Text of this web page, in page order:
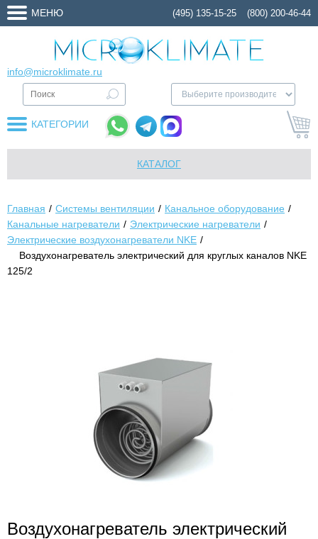
МЕНЮ (495) 135-15-25 (800) 200-46-44
info@microklimate.ru
КАТЕГОРИИ
КАТАЛОГ
Главная Системы вентиляции
Канальное оборудование
Канальные нагреватели
Электрические нагреватели
Электрические воздухонагреватели NKE
Воздухонагреватель электрический для круглых каналов NKE
125/2
Воздухонагреватель электрический